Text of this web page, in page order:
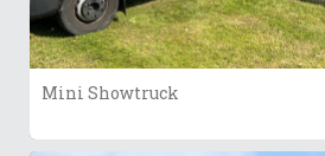
Mini Showtruck